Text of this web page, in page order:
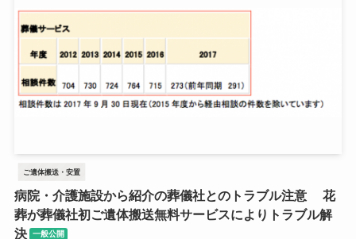
ご遺体搬送・安置
病院・介護施設から紹介の葬儀社とのトラブル注意 花
葬が葬儀社初ご遺体搬送無料サービスによりトラブル解
決
一般公開